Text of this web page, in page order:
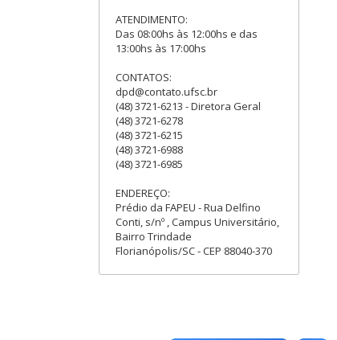
ATENDIMENTO:
Das 08:00hs às 12:00hs e das
13:00hs às 17:00hs
CONTATOS:
dpd@contato.ufsc.br
(48) 3721-6213 - Diretora Geral
(48) 3721-6278
(48) 3721-6215
(48) 3721-6988
(48) 3721-6985
ENDEREÇO:
Prédio da FAPEU - Rua Delfino
Conti, s/nº , Campus Universitário,
Bairro Trindade
Florianópolis/SC - CEP 88040-370